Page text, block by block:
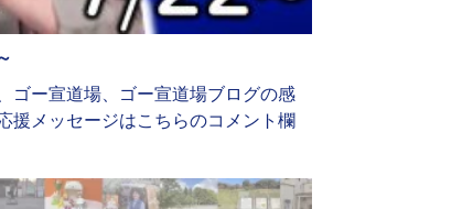
ゴー宣道場、ゴー宣道場ブログの感
援メッセージはこちらのコメント欄